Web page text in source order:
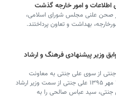
اطلاعات و امور خارجه گذشت
صحن علنی مجلس شورای اسلامی،
بهداشت و تعاون پرداختند.
وزیر پیشنهادی فرهنگ و ارشاد
از سوی علی جنتی به معاونت
فرهنگی وزارت فرهنگ و ارشاد اسلامی منصوب شد؛ در ۲۸ مهر ۱۳۹۵ علی جنتی از سمت وزیر ارشاد
جنتی، سید عباس صالحی را به